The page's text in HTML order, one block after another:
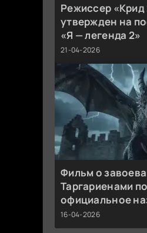
Режиссер «Крид
утвержден на
«Я — легенда 2»
21-04-2026
Фильм о
Таргариенами
официальное
16-04-2026